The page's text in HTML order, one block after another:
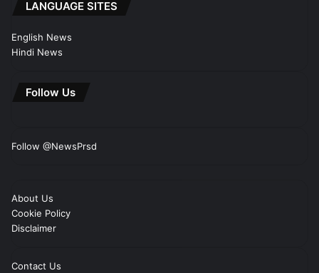
LANGUAGE SITES
English News
Hindi News
Follow Us
Follow @NewsPrsd
About Us
Cookie Policy
Disclaimer
Contact Us